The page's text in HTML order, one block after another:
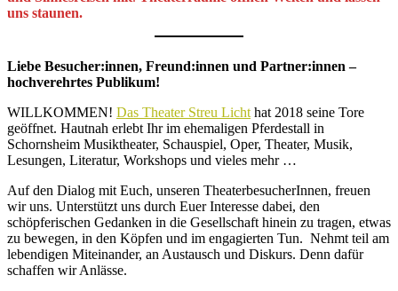
uns staunen.
Liebe Besucher:innen, Freund:innen und Partner:innen –
hochverehrtes Publikum!
WILLKOMMEN! Das Theater Streu Licht hat 2018 seine Tore
geöffnet. Hautnah erlebt Ihr im ehemaligen Pferdestall in
Schornsheim Musiktheater, Schauspiel, Oper, Theater, Musik,
Lesungen, Literatur, Workshops und vieles mehr …
Auf den Dialog mit Euch, unseren TheaterbesucherInnen, freuen
wir uns. Unterstützt uns durch Euer Interesse dabei, den
schöpferischen Gedanken in die Gesellschaft hinein zu tragen, etwas
zu bewegen, in den Köpfen und im engagierten Tun. Nehmt teil am
lebendigen Miteinander, an Austausch und Diskurs. Denn dafür
schaffen wir Anlässe.